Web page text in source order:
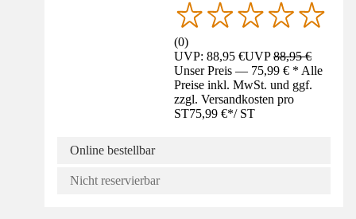
(0)
UVP: 88,95 €UVP88,95 €
Unser Preis — 75,99 € * Alle
Preise inkl. MwSt. und ggf.
zzgl. Versandkosten pro
ST75,99 €*/ ST
Online bestellbar
Nicht reservierbar